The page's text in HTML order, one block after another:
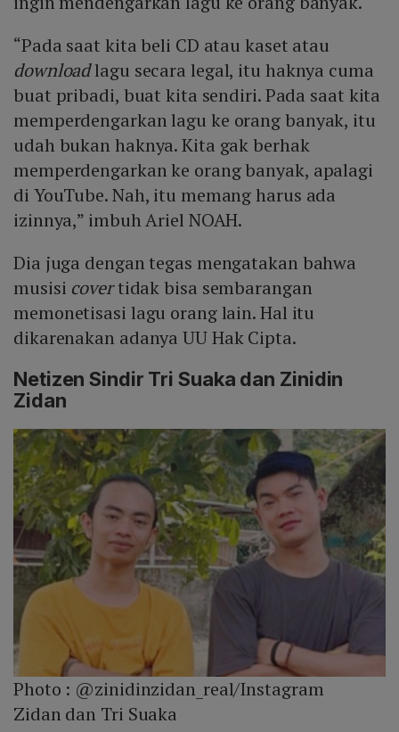
“Pada saat kita beli CD atau kaset atau
downloadlagu secara legal, itu haknya cuma
buat pribadi, buat kita sendiri. Pada saat kita
memperdengarkan lagu ke orang banyak, itu
udah bukan haknya. Kita gak berhak
memperdengarkan ke orang banyak, apalagi
di YouTube. Nah, itu memang harus ada
izinnya,” imbuh Ariel NOAH.
Dia juga dengan tegas mengatakan bahwa
musisi covertidak bisa sembarangan
memonetisasi lagu orang lain. Hal itu
dikarenakan adanya UU Hak Cipta.
Netizen Sindir Tri Suaka dan Zinidin
Zidan
Photo : @zinidinzidan_real/Instagram
Zidan dan Tri Suaka